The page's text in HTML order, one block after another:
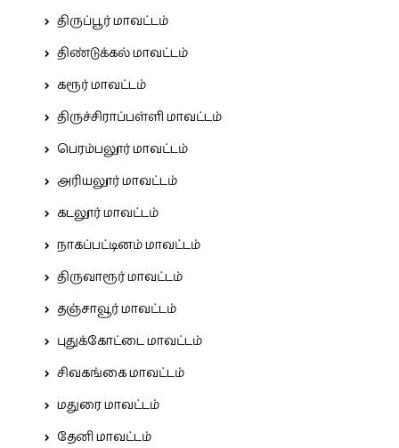
திருப்பூர் மாவட்டம்
திண்டுக்கல் மாவட்டம்
கரூர் மாவட்டம்
திருச்சிராப்பள்ளி மாவட்டம்
பெரம்பலூர் மாவட்டம்
அரியலூர் மாவட்டம்
கடலூர் மாவட்டம்
நாகப்பட்டினம் மாவட்டம்
திருவாரூர் மாவட்டம்
தஞ்சாவூர் மாவட்டம்
புதுக்கோட்டை மாவட்டம்
சிவகங்கை மாவட்டம்
மதுரை மாவட்டம்
தேனி மாவட்டம்